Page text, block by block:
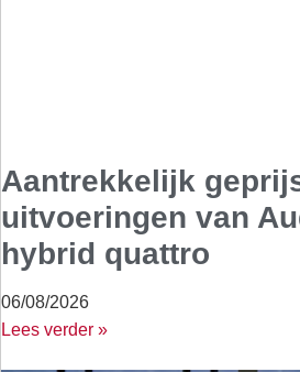
Aantrekkelijk
uitvoeringen van
hybrid quattro
06/08/2026
Lees verder »